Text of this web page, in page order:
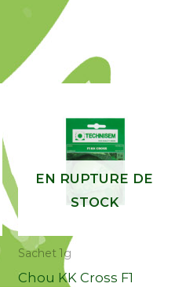
EN RUPTURE DE
STOCK
Sachet 1g
Chou KK Cross F1